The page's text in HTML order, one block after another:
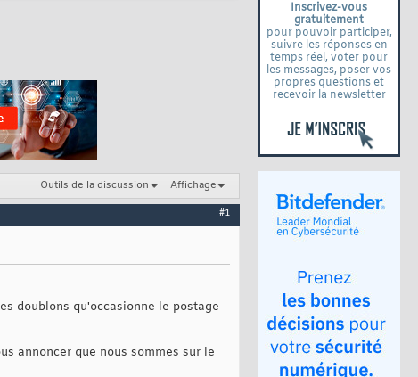
Inscrivez-vous
gratuitement
pour pouvoir participer,
suivre les réponses en
temps réel, voter pour
les messages, poser vos
propres questions et
recevoir la newsletter
Outils de la discussion Affichage
#1
doublons qu'occasionne le postage
annoncer que nous sommes sur le